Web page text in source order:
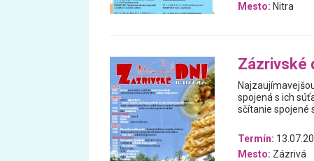
Mesto: Nitra
Zázrivské
spojená s ich
sčítanie spojené
Termín:
Mesto: Zázrivá